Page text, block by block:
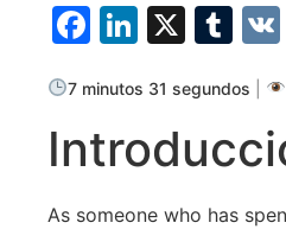
Facebook
LinkedIn
X
7 minutos 31 segundos
As someone who has